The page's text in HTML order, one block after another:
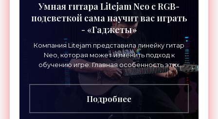
Умная гитара Litejam Neo с RGB-
подсветкой сама научит вас играть
- «Гаджеты»
Компания Litejam представила линейку гитар
Neo, которая может изменить подход к
обучению игре. Главная особенность этих
инструментов – встроенная RGB-подсветка
грифа. Светодиоды
Подробнее